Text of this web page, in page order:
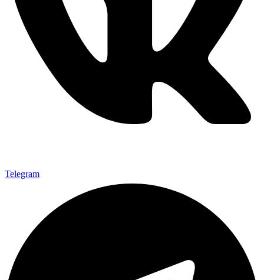
Telegram